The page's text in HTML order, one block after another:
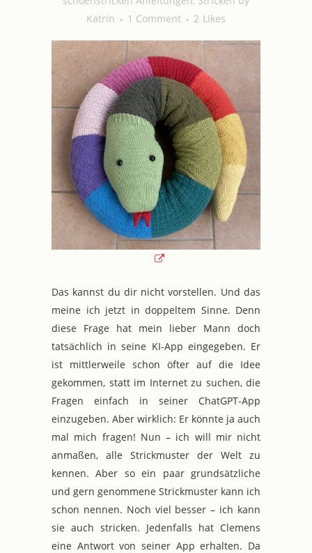
Katrin
1 Comment 2 Likes
Das kannst du dir nicht vorstellen. Und das
meine ich jetzt in doppeltem Sinne. Denn
diese Frage hat mein lieber Mann doch
tatsächlich in seine KI-App eingegeben. Er
ist mittlerweile schon öfter auf die Idee
gekommen, statt im Internet zu suchen, die
Fragen einfach in seiner ChatGPT-App
einzugeben. Aber wirklich: Er könnte ja auch
mal mich fragen! Nun – ich will mir nicht
anmaßen, alle Strickmuster der Welt zu
kennen. Aber so ein paar grundsätzliche
und gern genommene Strickmuster kann ich
schon nennen. Noch viel besser – ich kann
sie auch stricken. Jedenfalls hat Clemens
eine Antwort von seiner App erhalten. Da